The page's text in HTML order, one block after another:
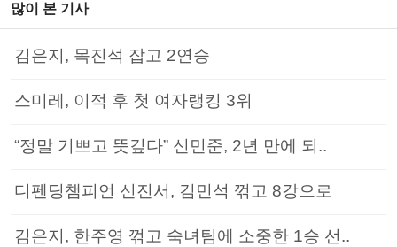
많이 본 기사
김은지, 목진석 잡고 2연승
스미레, 이적 후 첫 여자랭킹 3위
“정말 기쁘고 뜻깊다” 신민준, 2년 만에 되..
디펜딩챔피언 신진서, 김민석 꺾고 8강으로
김은지, 한주영 꺾고 숙녀팀에 소중한 1승 선..